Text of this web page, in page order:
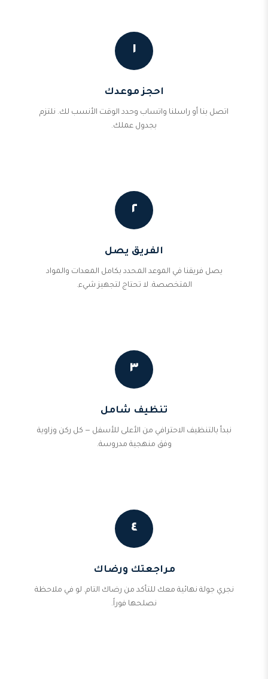
١
احجز موعدك
اتصل بنا أو راسلنا واتساب وحدد الوقت الأنسب لك. نلتزم
بجدول عملك.
٢
الفريق يصل
يصل فريقنا في الموعد المحدد بكامل المعدات والمواد
المتخصصة. لا تحتاج لتجهيز شيء.
٣
تنظيف شامل
نبدأ بالتنظيف الاحترافي من الأعلى للأسفل — كل ركن وزاوية
وفق منهجية مدروسة.
٤
مراجعتك ورضاك
نجري جولة نهائية معك للتأكد من رضاك التام. لو في ملاحظة
نصلحها فوراً.